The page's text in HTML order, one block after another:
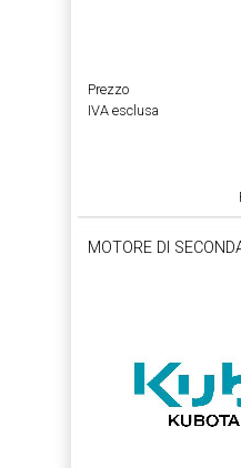
Prezzo
IVA esclusa
MOTORE DI